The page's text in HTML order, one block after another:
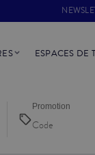
ESPACES DE
Promotion